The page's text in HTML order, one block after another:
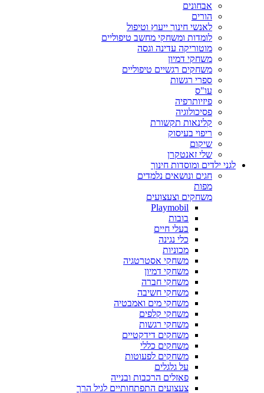
אבחונים
הורים
לאנשי חינוך ייעוץ וטיפול
לומדות ומשחקי מחשב טיפוליים
מוטוריקה עדינה וגסה
משחקי דמיון
משחקים רגשיים טיפוליים
ספרי רגשות
עו"ס
פיזיותרפיה
פסיכולוגיה
קלינאות תקשורת
ריפוי בעיסוק
שיקום
שלי זאנטקרן
לגני ילדים ומוסדות חינוך
חגים ונושאים נלמדים
מפות
משחקים וצעצועים
Playmobil
בובות
בעלי חיים
כלי נגינה
מכוניות
משחקי אסטרטגיה
משחקי דמיון
משחקי חברה
משחקי חשיבה
משחקי מים ואמבטיה
משחקי קלפים
משחקי רגשות
משחקים דידקטיים
משחקים כללי
משחקים לפעוטות
על גלגלים
פאזלים הרכבות ובנייה
צעצועים התפתחותיים לגיל הרך